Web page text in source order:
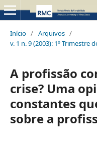
Início / Arquivos /
v. 1 n. 9 (2003): 1º Trimestre
A profissão
crise? Uma
constantes
sobre a